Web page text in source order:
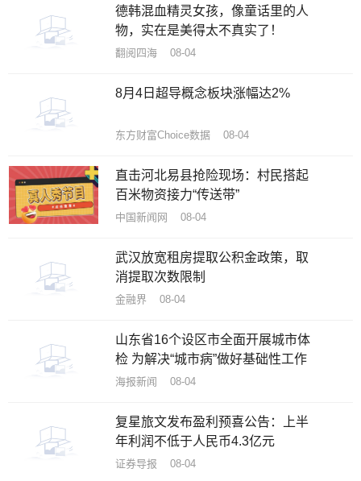
德韩混血精灵女孩，像童话里的人
物，实在是美得太不真实了！
翻阅四海 08-04
8月4日超导概念板块涨幅达2%
东方财富Choice数据 08-04
直击河北易县抢险现场：村民搭起
百米物资接力“传送带”
中国新闻网 08-04
武汉放宽租房提取公积金政策，取
消提取次数限制
金融界 08-04
山东省16个设区市全面开展城市体
检 为解决“城市病”做好基础性工作
海报新闻 08-04
复星旅文发布盈利预喜公告：上半
年利润不低于人民币4.3亿元
证券导报 08-04